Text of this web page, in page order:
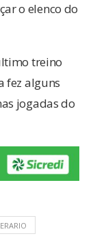
o elenco do
treino
fez alguns
jogadas do